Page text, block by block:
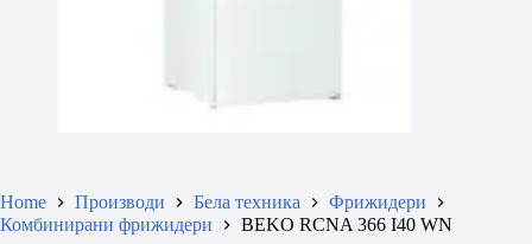
Home Производи Бела техника
Фрижидери
Комбинирани фрижидери
BEKO RCNA 366 I40 WN